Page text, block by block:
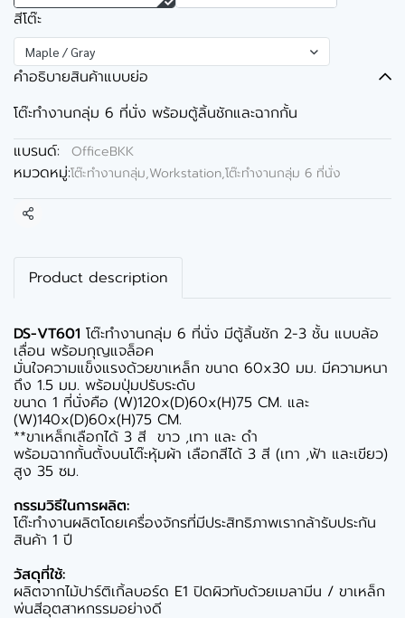
สีโต๊ะ
Maple / Gray
คำอธิบายสินค้าแบบย่อ
โต๊ะทำงานกลุ่ม 6 ที่นั่ง พร้อมตู้ลิ้นชักและฉากกั้น
แบรนด์:
OfficeBKK
หมวดหมู่:โต๊ะทำงานกลุ่ม,Workstation,โต๊ะทำงานกลุ่ม 6 ที่นั่ง
แชร์
Product description
DS-VT601 โต๊ะทำงานกลุ่ม 6 ที่นั่ง มีตู้ลิ้นชัก 2-3 ชั้น แบบล้อ
เลื่อน พร้อมกุญแจล็อค
มั่นใจความแข็งแรงด้วยขาเหล็ก ขนาด 60x30 มม. มีความหนา
ถึง 1.5 มม. พร้อมปุ่มปรับระดับ
ขนาด 1 ที่นั่งคือ (W)120x(D)60x(H)75 CM. และ
(W)140x(D)60x(H)75 CM.
**ขาเหล็กเลือกได้ 3 สี ขาว ,เทา และ ดำ
พร้อมฉากกั้นตั้งบนโต๊ะหุ้มผ้า เลือกสีได้ 3 สี (เทา ,ฟ้า และเขียว)
สูง 35 ซม.
กรรมวิธีในการผลิต:
โต๊ะทำงานผลิตโดยเครื่องจักรที่มีประสิทธิภาพเรากล้ารับประกัน
สินค้า 1 ปี
วัสดุที่ใช้:
ผลิตจากไม้ปาร์ติเกิ้ลบอร์ด E1 ปิดผิวทับด้วยเมลามีน / ขาเหล็ก
พ่นสีอุตสาหกรรมอย่างดี